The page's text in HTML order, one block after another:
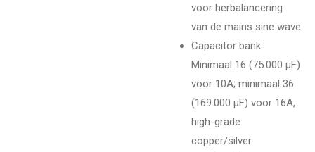
voor herbalancering
van de mains sine wave
Capacitor bank:
Minimaal 16 (75.000 µF)
voor 10A; minimaal 36
(169.000 µF) voor 16A,
high-grade
copper/silver